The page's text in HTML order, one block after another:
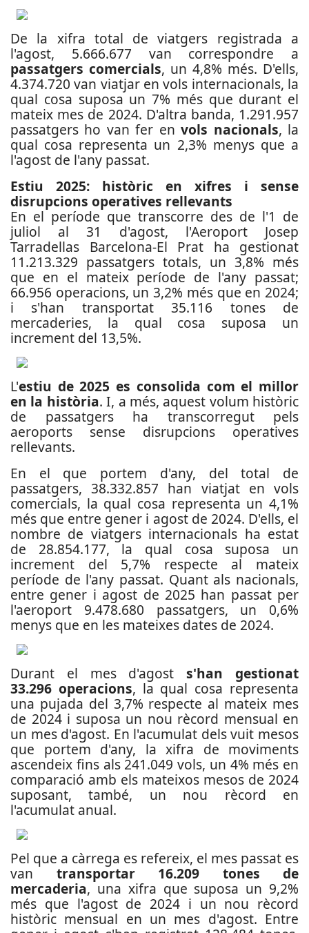
De la xifra total de viatgers registrada a
l'agost, 5.666.677 van correspondre a
passatgers comercials, un 4,8% més. D'ells,
4.374.720 van viatjar en vols internacionals, la
qual cosa suposa un 7% més que durant el
mateix mes de 2024. D'altra banda, 1.291.957
passatgers ho van fer envols nacionals, la
qual cosa representa un 2,3% menys que a
l'agost de l'any passat.
Estiu 2025: històric en xifres i sense
disrupcions operatives rellevants
En el període que transcorre des de l'1 de
juliol al 31 d'agost, l'Aeroport Josep
Tarradellas Barcelona-El Prat ha gestionat
11.213.329 passatgers totals, un 3,8% més
que en el mateix període de l'any passat;
66.956 operacions, un 3,2% més que en 2024;
i s'han transportat 35.116 tones de
mercaderies, la qual cosa suposa un
increment del 13,5%.
L'estiu de 2025 es consolida com el millor
en la història. I, a més, aquest volum històric
de passatgers ha transcorregut pels
aeroports sense disrupcions operatives
rellevants.
En el que portem d'any, del total de
passatgers, 38.332.857 han viatjat en vols
comercials, la qual cosa representa un 4,1%
més que entre gener i agost de 2024. D'ells, el
nombre de viatgers internacionals ha estat
de 28.854.177, la qual cosa suposa un
increment del 5,7% respecte al mateix
període de l'any passat. Quant als nacionals,
entre gener i agost de 2025 han passat per
l'aeroport 9.478.680 passatgers, un 0,6%
menys que en les mateixes dates de 2024.
Durant el mes d'agosts'han gestionat
33.296 operacions, la qual cosa representa
una pujada del 3,7% respecte al mateix mes
de 2024 i suposa un nou rècord mensual en
un mes d'agost. En l'acumulat dels vuit mesos
que portem d'any, la xifra de moviments
ascendeix fins als 241.049 vols, un 4% més en
comparació amb els mateixos mesos de 2024
suposant, també, un nou rècord en
l'acumulat anual.
Pel que a càrrega es refereix, el mes passat es
van transportar 16.209 tones de
mercaderia, una xifra que suposa un 9,2%
més que l'agost de 2024 i un nou rècord
històric mensual en un mes d'agost. Entre